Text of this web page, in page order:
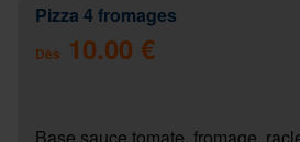
Pizza 4 fromages
Dès 10.00 €
Base sauce tomate, fromage,